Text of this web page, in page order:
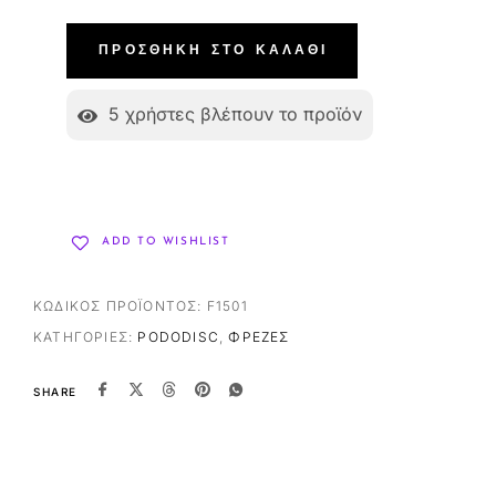
ΠΡΟΣΘΉΚΗ ΣΤΟ ΚΑΛΆΘΙ
5 χρήστες βλέπουν το προϊόν
ADD TO WISHLIST
ΚΩΔΙΚΌΣ ΠΡΟΪΌΝΤΟΣ: F1501
ΚΑΤΗΓΟΡΊΕΣ: PODODISC ,ΦΡΈΖΕΣ
SHARE